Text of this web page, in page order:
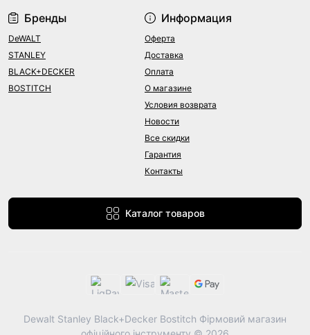
Бренды
DeWALT
STANLEY
BLACK+DECKER
BOSTITCH
Информация
Оферта
Доставка
Оплата
О магазине
Условия возврата
Новости
Все скидки
Гарантия
Контакты
Каталог товаров
Dewalt Stanley Black+Decker Bostitch Фірмовий магазин